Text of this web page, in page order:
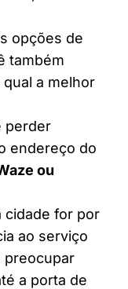
opções de
também
a melhor
perder
endereço do
ou
cidade for por
ao serviço
preocupar
a porta de